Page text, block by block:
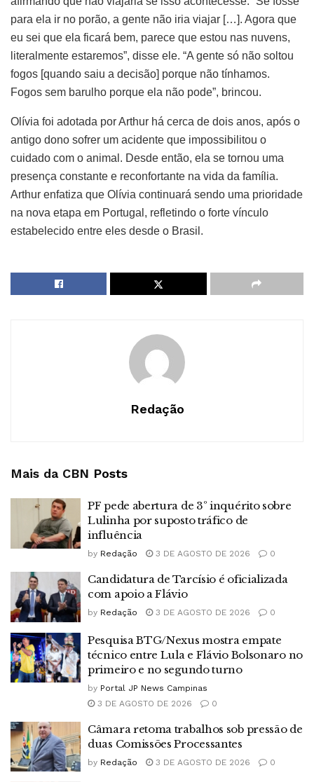
para ela ir no porão, a gente não iria viajar […]. Agora que
eu sei que ela ficará bem, parece que estou nas nuvens,
literalmente estaremos”, disse ele. “A gente só não soltou
fogos [quando saiu a decisão] porque não tínhamos.
Fogos sem barulho porque ela não pode”, brincou.
Olívia foi adotada por Arthur há cerca de dois anos, após o
antigo dono sofrer um acidente que impossibilitou o
cuidado com o animal. Desde então, ela se tornou uma
presença constante e reconfortante na vida da família.
Arthur enfatiza que Olívia continuará sendo uma prioridade
na nova etapa em Portugal, refletindo o forte vínculo
estabelecido entre eles desde o Brasil.
Redação
Mais da CBN Posts
PF pede abertura de 3º inquérito sobre
Lulinha por suposto tráfico de
influência
by Redação 3 DE AGOSTO DE 2026 0
Candidatura de Tarcísio é oficializada
com apoio a Flávio
by Redação 3 DE AGOSTO DE 2026 0
Pesquisa BTG/Nexus mostra empate
técnico entre Lula e Flávio Bolsonaro no
primeiro e no segundo turno
by Portal JP News Campinas
3 DE AGOSTO DE 2026
0
Câmara retoma trabalhos sob pressão de
duas Comissões Processantes
by Redação 3 DE AGOSTO DE 2026 0